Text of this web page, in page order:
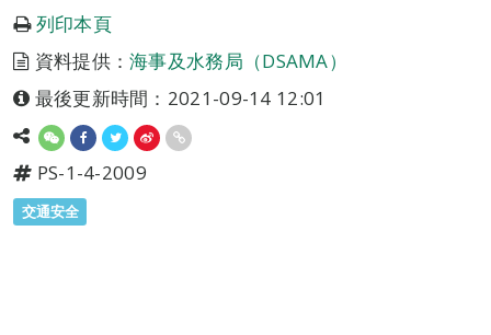
列印本頁
資料提供：海事及水務局（DSAMA）
最後更新時間：2021-09-14 12:01
PS-1-4-2009
交通安全